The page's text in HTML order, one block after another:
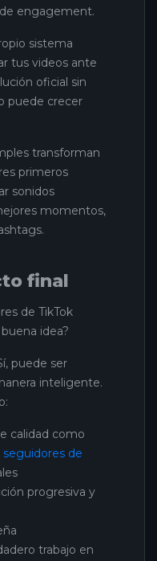
engagement.
sistema
tus videos ante
oficial sin
puede crecer
transforman
primeros
sonidos
momentos,
final
de TikTok
idea?
puede ser
inteligente.
calidad como
de
progresiva y
trabajo en